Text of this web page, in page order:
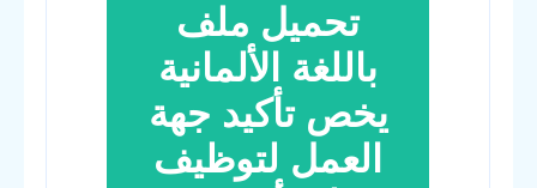
تحميل ملف
باللغة الألمانية
يخص تأكيد جهة
العمل لتوظيف